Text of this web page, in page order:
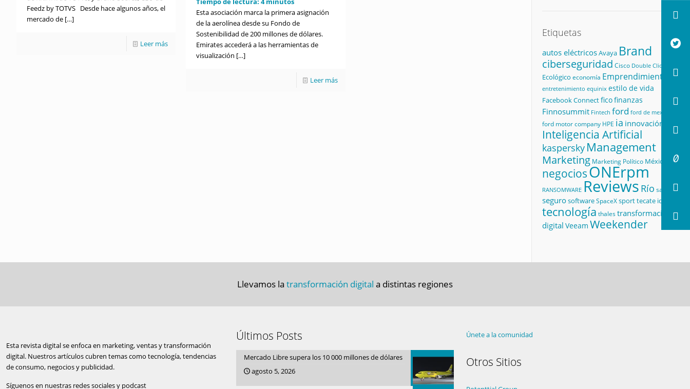
Feedz by TOTVS Desde hace algunos años, el
mercado de[…]
Leer más
Esta asociación marca la primera asignación
de la aerolínea desde su Fondo de
Sostenibilidad de 200 millones de dólares.
Emirates accederá a las herramientas de
visualización […]
Leer más
Etiquetas
autos eléctricosAvaya Brand
ciberseguridad Cisco Double Click
Ecológico economía Emprendimiento
entretenimiento equinix estilo de vida
Facebook Connectficofinanzas
Finnosummit Fintech ford ford de mexico
ford motor company HPE ia innovación
Inteligencia Artificial
kaspersky Management
Marketing Marketing Político México
negociosONErpm
RANSOMWARE Reviews Río salud
segurosoftwareSpaceXsporttecate id
tecnología thalestransformación
digital Veeam Weekender
Llevamos la transformación digital a distintas regiones
Esta revista digital se enfoca en marketing, ventas y transformación
digital. Nuestros artículos cubren temas como tecnología, tendencias
de consumo, negocios y publicidad.
Síguenos en nuestras redes sociales y podcast
Últimos Posts
Mercado Libre supera los 10 000 millones de dólares
agosto 5, 2026
Únete a la comunidad
Otros Sitios